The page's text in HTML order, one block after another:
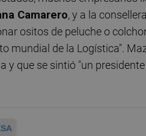
Camarero, y a la
ositos de peluche o
mundial de la Logística".
y que se sintió "un